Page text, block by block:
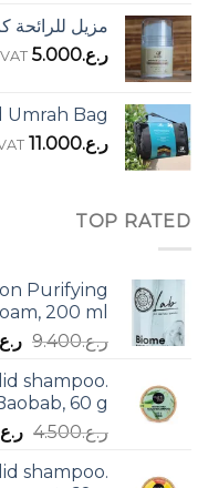
مزيل للرائحة
ر.ع.5.000
Umrah Bag
ر.ع.11.000
TOP RATED
Purifying
200 ml
ر.ع.9.400
هو:shampoo.
60 g
ر.ع.4.500
هو:shampoo.